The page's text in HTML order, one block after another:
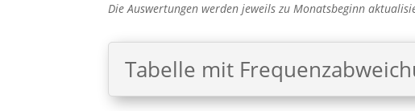
Die Auswertungen werden jeweils zu Monatsbeginn
Tabelle mit